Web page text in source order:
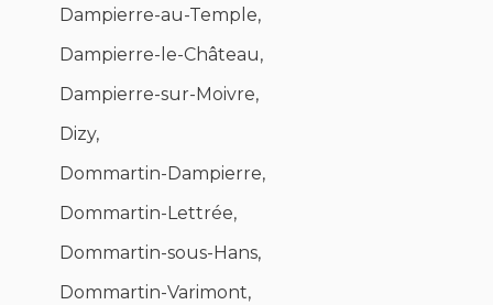
Dampierre-au-Temple,
Dampierre-le-Château,
Dampierre-sur-Moivre,
Dizy,
Dommartin-Dampierre,
Dommartin-Lettrée,
Dommartin-sous-Hans,
Dommartin-Varimont,